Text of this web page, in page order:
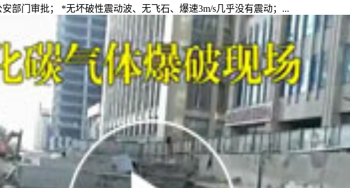
部门审批； *无坏破性震动波、无飞石、爆速3m/s几乎没有震动；...